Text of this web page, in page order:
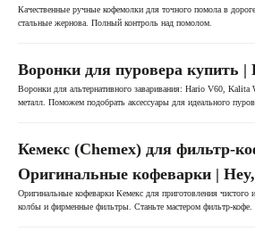
Качественные ручные кофемолки для точного помола в
стальные жернова. Полный контроль над помолом.
Воронки для пуровера купить |
Воронки для альтернативного заваривания: Hario V60, Kalita
металл. Поможем подобрать аксессуары для идеального
Кемекс (Chemex) для фильтр-
Оригинальные кофеварки |
Оригинальные кофеварки Кемекс для приготовления чистого
колбы и фирменные фильтры. Станьте мастером фильтр-кофе.